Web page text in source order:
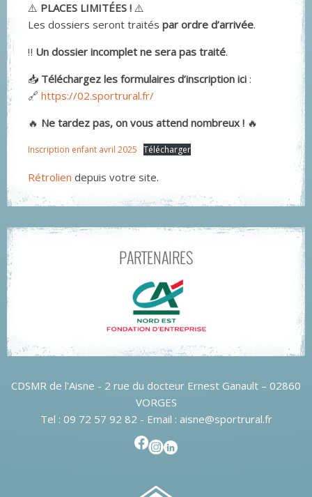
⚠️ PLACES LIMITÉES ! ⚠️
Les dossiers seront traités par ordre d’arrivée.
‼️ Un dossier incomplet ne sera pas traité.
📥 Téléchargez les formulaires d’inscription ici :
🔗 https://02.sportrural.fr/
🔥 Ne tardez pas, on vous attend nombreux ! 🔥
Inscription enfant avril 2025 Télécharger
Rétrolien depuis votre site.
PARTENAIRES
CDSMR de l'Aisne - 2 rue du docteur Ernest Ganault – 02860
VORGES
Tel : 09 72 57 92 82 - Email : aisne@sportrural.fr